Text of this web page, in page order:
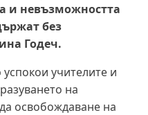
и невъзможността
без
Годеч.
учителите и
на
освобождаване на